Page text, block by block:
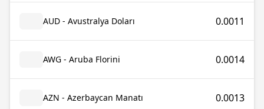
AUD - Avustralya Doları 0.0011
AWG - Aruba Florini 0.0014
AZN - Azerbaycan Manatı 0.0013